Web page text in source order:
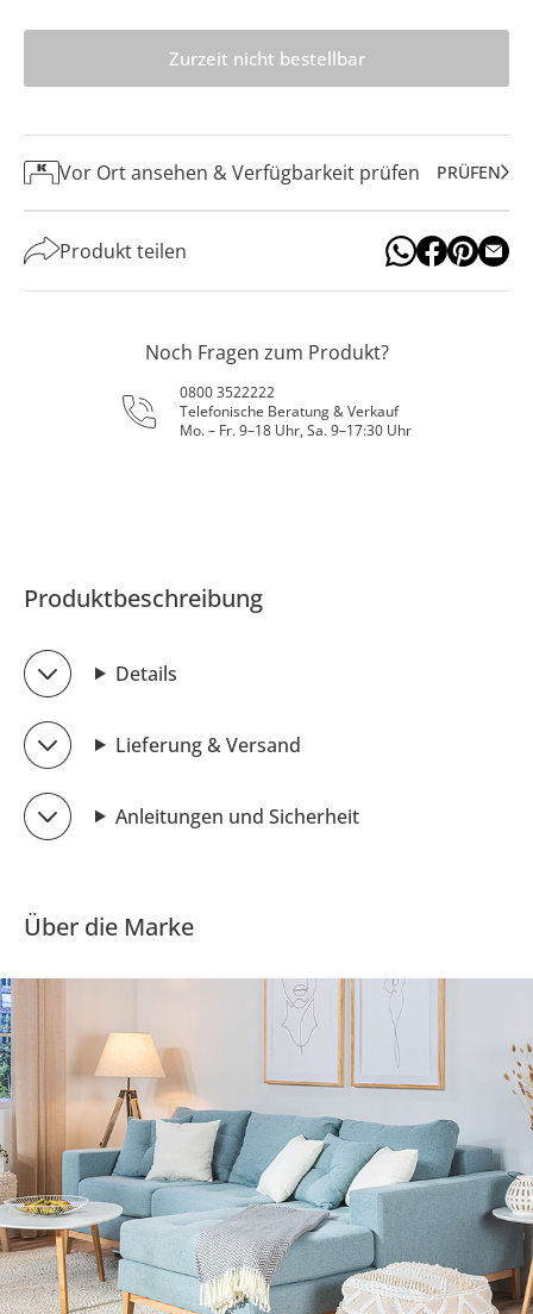
Zurzeit nicht bestellbar
Vor Ort ansehen & Verfügbarkeit prüfen PRÜFEN
Produkt teilen
Noch Fragen zum Produkt?
0800 3522222
Telefonische Beratung & Verkauf
Mo. – Fr. 9–18 Uhr, Sa. 9–17:30 Uhr
Produktbeschreibung
Details
Lieferung & Versand
Anleitungen und Sicherheit
Über die Marke